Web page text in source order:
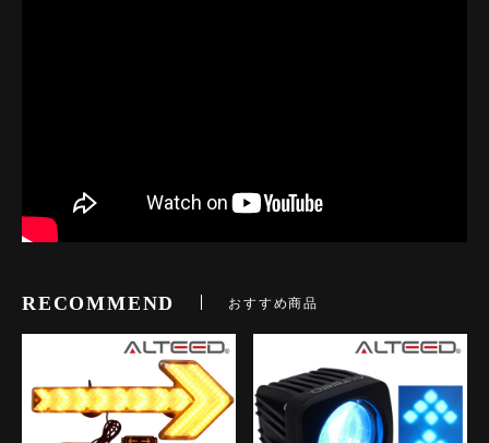
RECOMMEND おすすめ商品